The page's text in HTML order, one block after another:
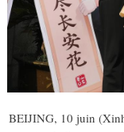
BEIJING, 10 juin